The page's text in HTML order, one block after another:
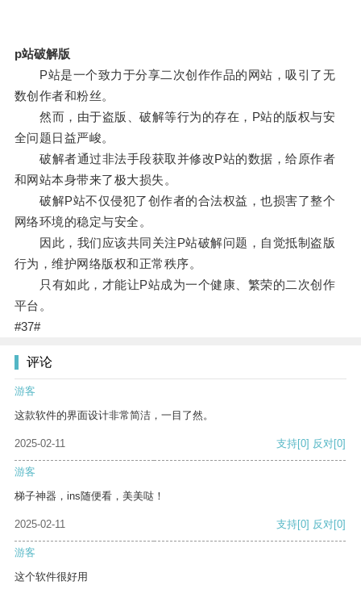
p站破解版
P站是一个致力于分享二次创作作品的网站，吸引了无
数创作者和粉丝。
然而，由于盗版、破解等行为的存在，P站的版权与安
全问题日益严峻。
破解者通过非法手段获取并修改P站的数据，给原作者
和网站本身带来了极大损失。
破解P站不仅侵犯了创作者的合法权益，也损害了整个
网络环境的稳定与安全。
因此，我们应该共同关注P站破解问题，自觉抵制盗版
行为，维护网络版权和正常秩序。
只有如此，才能让P站成为一个健康、繁荣的二次创作
平台。
#37#
评论
游客
这款软件的界面设计非常简洁，一目了然。
2025-02-11 支持[0] 反对[0]
游客
梯子神器，ins随便看，美美哒！
2025-02-11 支持[0] 反对[0]
游客
这个软件很好用